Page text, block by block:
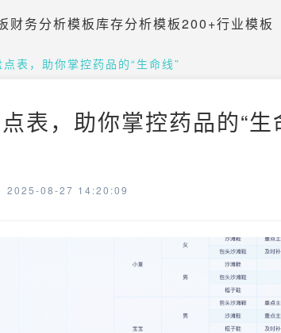
财务分析模板库存分析模板200+行业模板
表，助你掌控药品的“生命线”
表，助你掌控药品的“
2025-08-27 14:20:09